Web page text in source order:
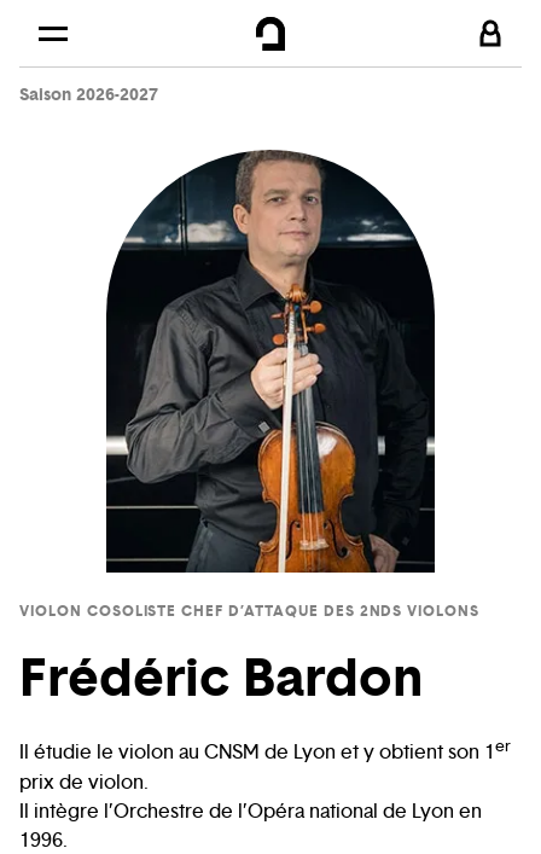
Skip to
Saison 2026-2027
VIOLON COSOLISTE CHEF D’ATTAQUE DES 2NDS VIOLONS
Frédéric Bardon
Il étudie le violon au CNSM de Lyon et y obtient son 1er
prix de violon.
Il intègre l’Orchestre de l’Opéra national de Lyon en
1996.